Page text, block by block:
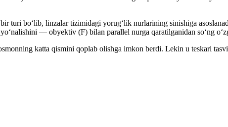
turi boʻlib, linzalar tizimidagi yorugʻlik nurlarining sinishiga
— obyektiv (F) bilan parallel nurga qaratilganidan soʻng
katta qismini qoplab olishga imkon berdi. Lekin u teskari